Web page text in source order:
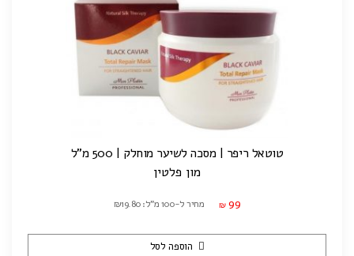
טוטאל ריפר | מסכה לשיער מוחלק | 500 מ"ל
מון פלטין
₪ 99 מחיר ל-100 מ"ל: ₪19.80
הוספה לסל